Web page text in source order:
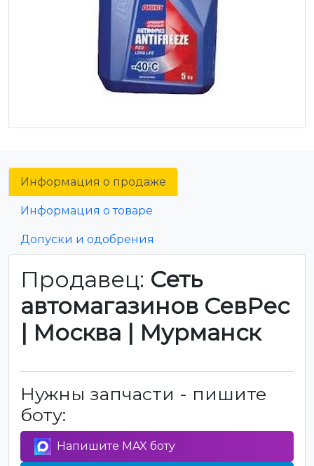
Информация о продаже
Информация о товаре
Допуски и одобрения
Продавец: Сеть
автомагазинов СевРес
| Москва | Мурманск
Нужны запчасти - пишите
боту:
Напишите MAX боту